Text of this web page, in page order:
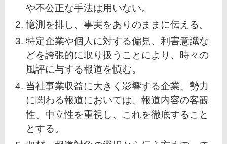
や不公正な手法は用いない。
憶測を排し、事実をありのままに伝える。
特定企業や個人に対する偏見、利害意識な
どを誇張的に取り扱うことにより、時々の
風評に与する報道を慎む。
当社事業収益に大きく影響する企業、勢力
に関わる報道においては、報道内容の客観
性、中立性を重視し、これを徹底すること
とする。